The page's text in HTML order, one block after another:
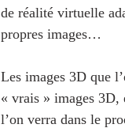
de réalité virtuelle
propres images…
Les images 3D que
« vrais » images
l’on verra dans le